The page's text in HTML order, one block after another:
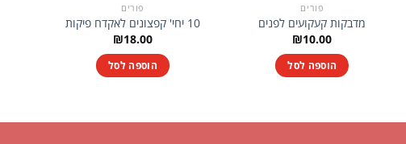
פורים
מדבקות קעקועים לפנים
₪10.00
הוספה לסל
פורים
10 יחי' קפצונים לאקדח פיקות
₪18.00
הוספה לסל